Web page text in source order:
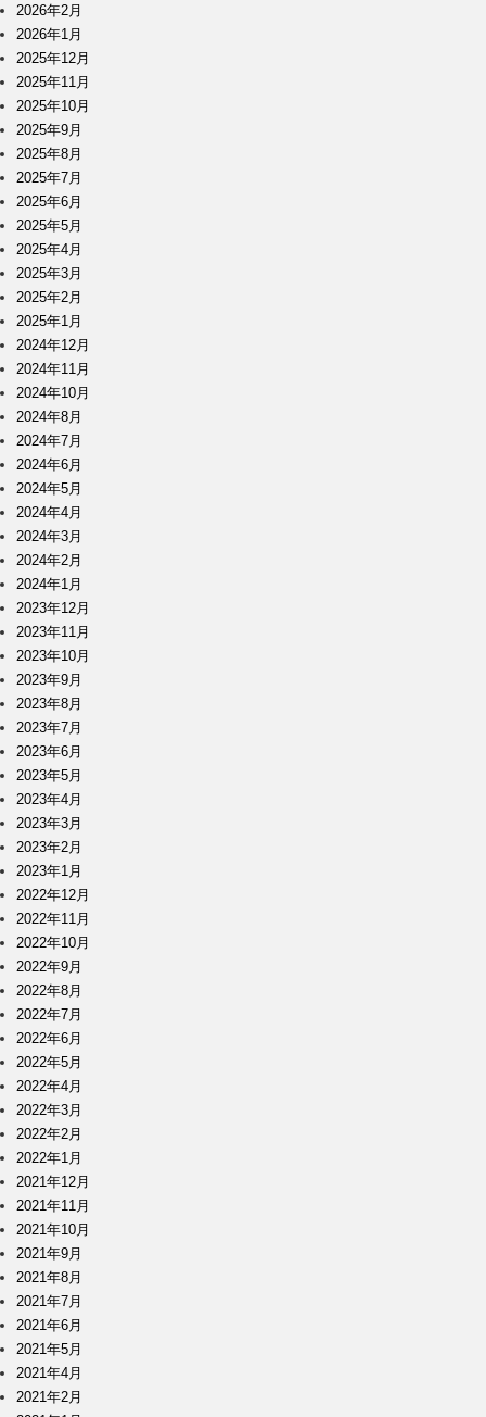
2026年2月
2026年1月
2025年12月
2025年11月
2025年10月
2025年9月
2025年8月
2025年7月
2025年6月
2025年5月
2025年4月
2025年3月
2025年2月
2025年1月
2024年12月
2024年11月
2024年10月
2024年8月
2024年7月
2024年6月
2024年5月
2024年4月
2024年3月
2024年2月
2024年1月
2023年12月
2023年11月
2023年10月
2023年9月
2023年8月
2023年7月
2023年6月
2023年5月
2023年4月
2023年3月
2023年2月
2023年1月
2022年12月
2022年11月
2022年10月
2022年9月
2022年8月
2022年7月
2022年6月
2022年5月
2022年4月
2022年3月
2022年2月
2022年1月
2021年12月
2021年11月
2021年10月
2021年9月
2021年8月
2021年7月
2021年6月
2021年5月
2021年4月
2021年2月